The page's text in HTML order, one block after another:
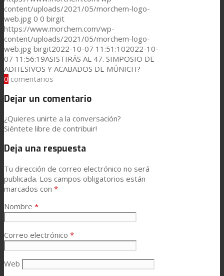
Noticias
Contacto
Menú Menú
content/uploads/2021/05/morchem-logo-
web.jpg 0 0 birgit
https://www.morchem.com/wp-
content/uploads/2021/05/morchem-logo-
web.jpg birgit2022-10-07 11:51:102022-10-
07 11:56:19ASISTIRÁS AL 47. SIMPOSIO DE
ADHESIVOS Y ACABADOS DE MÚNICH?
0 comentarios
Dejar un comentario
¿Quieres unirte a la conversación?
Siéntete libre de contribuir!
Deja una respuesta
Tu dirección de correo electrónico no será
publicada. Los campos obligatorios están
marcados con *
Nombre *
Correo electrónico *
Web